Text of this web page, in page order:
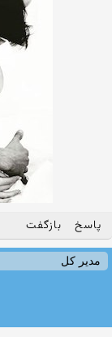
پاسخ بازگفت
مدیر کل